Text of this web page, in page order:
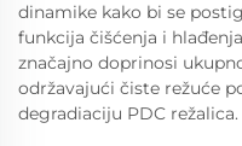
dinamike kako bi se
funkcija čišćenja i
značajno doprinosi
održavajući čiste režuće
degradiaciju PDC režalica.